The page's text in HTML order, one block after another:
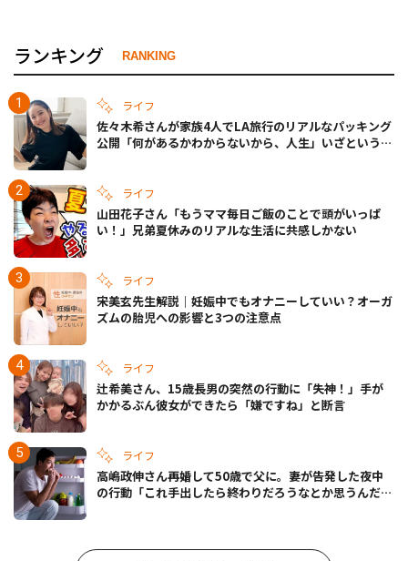
ランキング RANKING
ライフ
佐々木希さんが家族4人でLA旅行のリアルなパッキング
公開「何があるかわからないから、人生」いざというと
ライフ
山田花子さん「もうママ毎日ご飯のことで頭がいっぱ
い！」兄弟夏休みのリアルな生活に共感しかない
ライフ
宋美玄先生解説｜妊娠中でもオナニーしていい？オーガ
ズムの胎児への影響と3つの注意点
ライフ
辻希美さん、15歳長男の突然の行動に「失神！」手が
かかるぶん彼女ができたら「嫌ですね」と断言
ライフ
高嶋政伸さん再婚して50歳で父に。妻が告発した夜中
の行動「これ手出したら終わりだろうなとか思うんだけ